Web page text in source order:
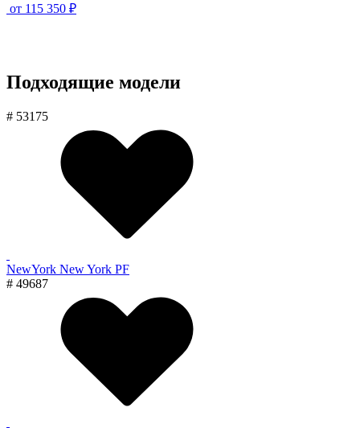
от 115 350 ₽
Подходящие модели
# 53175
NewYork New York PF
# 49687